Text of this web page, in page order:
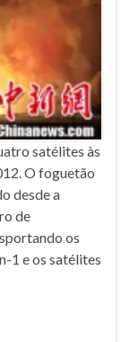
satélites às
O foguetão
desde a
de
os
1 e os satélites